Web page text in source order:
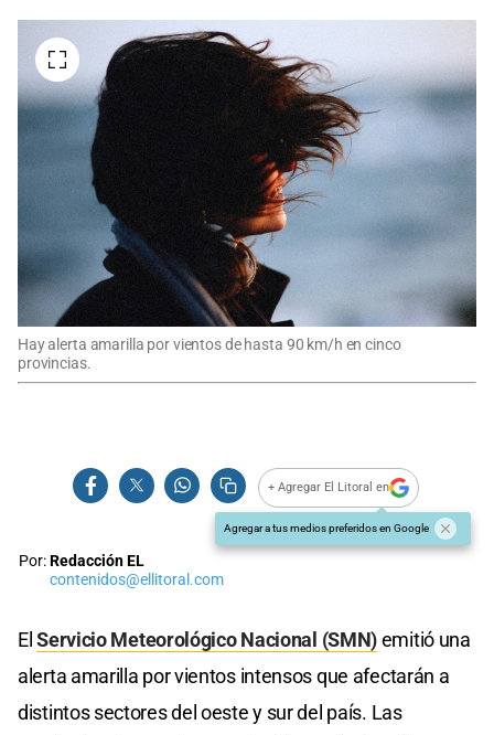
Hay alerta amarilla por vientos de hasta 90 km/h en cinco
provincias.
+ Agregar El Litoral en
Agregar a tus medios preferidos en Google
Por:Redacción EL
contenidos@ellitoral.com
ElServicio Meteorológico Nacional (SMN)emitió una
alerta amarilla por vientos intensos que afectarán a
distintos sectores del oeste y sur del país. Las